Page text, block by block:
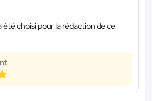
choisi pour la rédaction de ce